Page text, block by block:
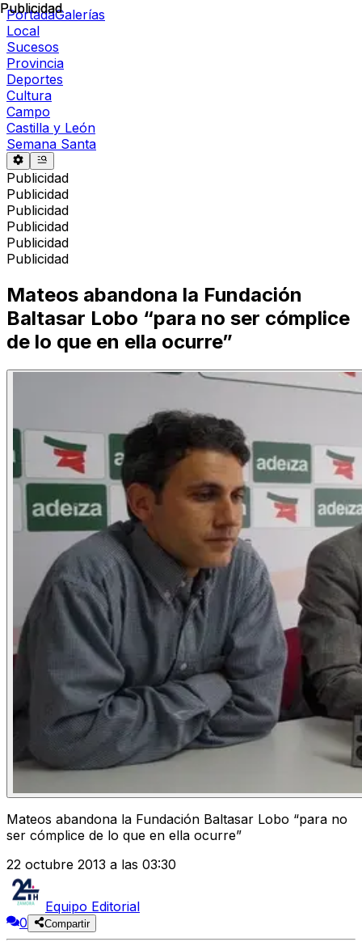
PortadaGalerías
Local
Sucesos
Provincia
Deportes
Cultura
Campo
Castilla y León
Semana Santa
Publicidad
Publicidad
Publicidad
Publicidad
Publicidad
Publicidad
Publicidad
Mateos abandona la Fundación
Baltasar Lobo “para no ser cómplice
de lo que en ella ocurre”
Mateos abandona la Fundación Baltasar Lobo “para no
ser cómplice de lo que en ella ocurre”
22 octubre 2013 a las 03:30
Equipo Editorial
0
Compartir
Publicidad